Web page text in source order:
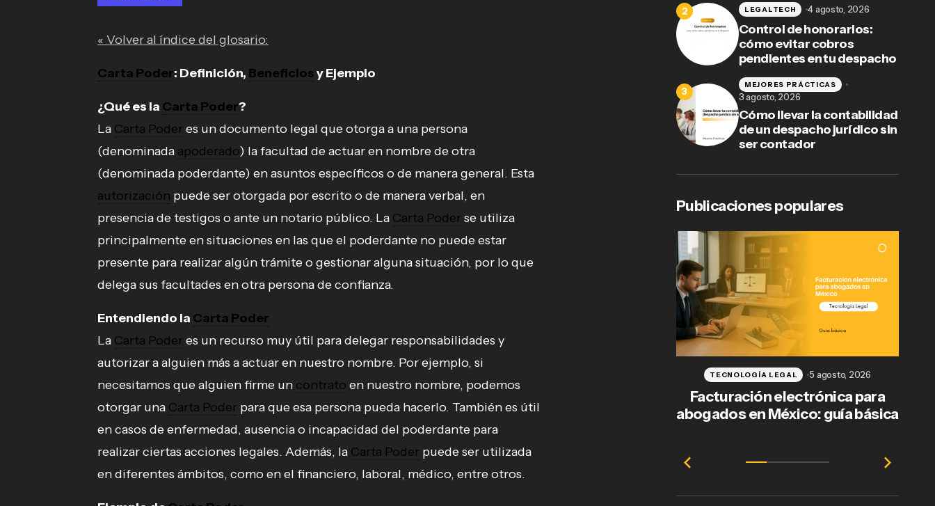
« Volver al índice del glosario:
Carta Poder: Definición, Beneficiosy Ejemplo
¿Qué es la Carta Poder?
La Carta Poder es un documento legal que otorga a una persona
(denominada apoderado) la facultad de actuar en nombre de otra
(denominada poderdante) en asuntos específicos o de manera general. Esta
autorización puede ser otorgada por escrito o de manera verbal, en
presencia de testigos o ante un notario público. La Carta Poder se utiliza
principalmente en situaciones en las que el poderdante no puede estar
presente para realizar algún trámite o gestionar alguna situación, por lo que
delega sus facultades en otra persona de confianza.
Entendiendo la Carta Poder
La Carta Poder es un recurso muy útil para delegar responsabilidades y
autorizar a alguien más a actuar en nuestro nombre. Por ejemplo, si
necesitamos que alguien firme un contrato en nuestro nombre, podemos
otorgar una Carta Poder para que esa persona pueda hacerlo. También es útil
en casos de enfermedad, ausencia o incapacidad del poderdante para
realizar ciertas acciones legales. Además, la Carta Poder puede ser utilizada
en diferentes ámbitos, como en el financiero, laboral, médico, entre otros.
Control de honorarios:
cómo evitar cobros
pendientes en tu despacho
LEGALTECH 4 agosto, 2026
Cómo llevar la contabilidad
de un despacho jurídico sin
ser contador
MEJORES PRÁCTICAS
3 agosto, 2026
Publicaciones populares
Facturación electrónica para
abogados en México: guía básica
TECNOLOGÍA LEGAL 5 agosto, 2026